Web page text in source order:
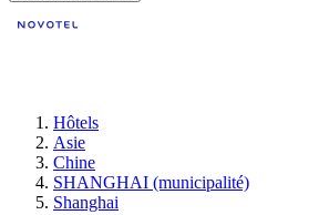
Hôtels
Asie
Chine
SHANGHAI (municipalité)
Shanghai